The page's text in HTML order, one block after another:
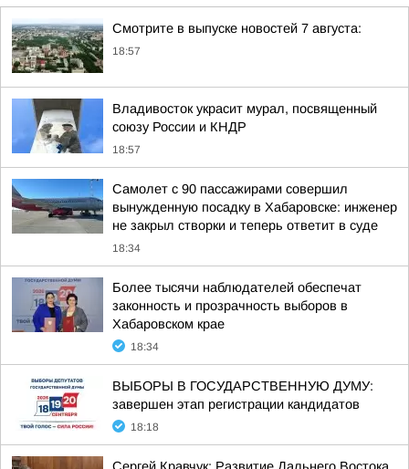
Смотрите в выпуске новостей 7 августа:
18:57
Владивосток украсит мурал, посвященный
союзу России и КНДР
18:57
Самолет с 90 пассажирами совершил
вынужденную посадку в Хабаровске: инженер
не закрыл створки и теперь ответит в суде
18:34
Более тысячи наблюдателей обеспечат
законность и прозрачность выборов в
Хабаровском крае
18:34
ВЫБОРЫ В ГОСУДАРСТВЕННУЮ ДУМУ:
завершен этап регистрации кандидатов
18:18